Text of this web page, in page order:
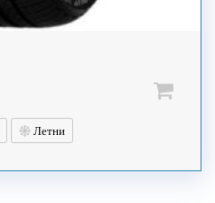
Летни